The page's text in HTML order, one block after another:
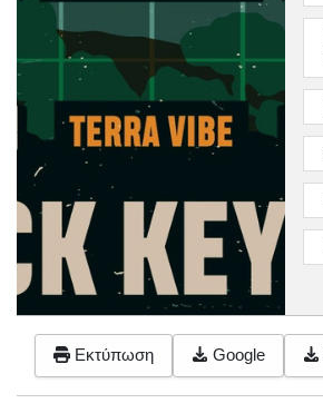
Εκτύπωση Google